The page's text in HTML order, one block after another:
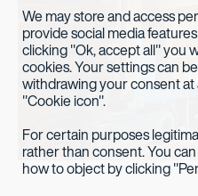
We may store and access
provide social media
clicking "Ok, accept all" you
cookies. Your settings can
withdrawing your consent at
"Cookie icon".
For certain purposes
rather than consent. You
how to object by clicking